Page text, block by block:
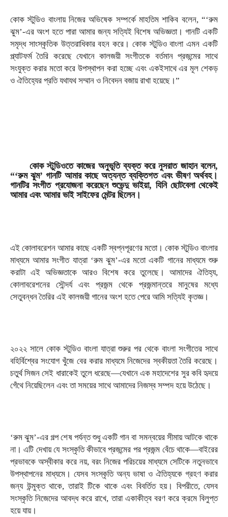
কোক স্টুডিও বাংলায় নিজের অভিষেক সম্পর্কে মাহতিম শাকিব বলেন, “‘রুম
ঝুম’-এর অংশ হতে পারা আমার জন্য সত্যিই বিশেষ অভিজ্ঞতা। গানটি একটি
সমৃদ্ধ সাংস্কৃতিক উত্তরাধিকার বহন করে। কোক স্টুডিও বাংলা এমন একটি
প্ল্যাটফর্ম তৈরি করেছে যেখানে কালজয়ী সংগীতকে বর্তমান প্রজন্মের সাথে
সংযুক্ত করার মতো করে উপস্থাপন করা হচ্ছে এবং একইসাথে এর মূল শেকড়
ও ঐতিহ্যের প্রতি যথাযথ সম্মান ও নিবেদন বজায় রাখা হয়েছে।”
কোক স্টুডিওতে কাজের অনুভূতি ব্যক্ত করে নুসরাত জাহান বলেন,
“‘রুম ঝুম’ গানটি আমার কাছে অত্যন্ত ব্যক্তিগত এবং ভীষণ অর্থবহ।
গানটির সংগীত প্রযোজনা করেছেন শুভেন্দু ভাইয়া, যিনি ছোটবেলা থেকেই
আমার এবং আমার ভাই সাইফের মেন্টর ছিলেন।
এই কোলাবরেশন আমার কাছে একটি স্বপ্নপূরণের মতো। কোক স্টুডিও বাংলার
মাধ্যমে আমার সংগীত যাত্রা ‘রুম ঝুম’-এর মতো একটি গানের মাধ্যমে শুরু
করাটা এই অভিজ্ঞতাকে আরও বিশেষ করে তুলেছে। আমাদের ঐতিহ্য,
কোলাবরেশনের সৌন্দর্য এবং প্রজন্ম থেকে প্রজন্মান্তরে মানুষের মধ্যে
সেতুবন্ধন তৈরির এই কালজয়ী গানের অংশ হতে পেরে আমি সত্যিই কৃতজ্ঞ।
২০২২ সালে কোক স্টুডিও বাংলা যাত্রা শুরুর পর থেকে বাংলা সংগীতের সাথে
বহির্বিশ্বের সংযোগ খুঁজে বের করার মাধ্যমে নিজেদের স্বকীয়তা তৈরি করেছে।
চতুর্থ সিজন সেই ধারাকেই তুলে ধরেছে—যেখানে এক মহাদেশের সুর কবি হৃদয়ে
গেঁথে নিয়েছিলেন এবং তা সময়ের সাথে আমাদের নিজস্ব সম্পদ হয়ে উঠেছে।
‘রুম ঝুম’-এর গল্প শেষ পর্যন্ত শুধু একটি গান বা সমন্বয়ের সীমায় আটকে থাকে
না। এটি দেখায় যে সংস্কৃতি কীভাবে প্রজন্মের পর প্রজন্ম বেঁচে থাকে—বাইরের
প্রভাবকে অস্বীকার করে নয়, বরং নিজের পরিচয়ের মাধ্যমে সেটিকে নতুনভাবে
উপস্থাপনের মাধ্যমে। যেসব সংস্কৃতি অন্য ভাষা ও ঐতিহ্যকে গ্রহণ করার
জন্য উন্মুক্ত থাকে, তারাই টিকে থাকে এবং বিবর্তিত হয়। বিপরীতে, যেসব
সংস্কৃতি নিজেদের আবদ্ধ করে রাখে, তারা একাকীত্ব বরণ করে ক্রমে বিলুপ্ত
হয়ে যায়।